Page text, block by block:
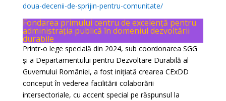
doua-decenii-de-sprijin-pentru-comunitate/
Fondarea primului centru de excelență pentru
administrația publică în domeniul dezvoltării
durabile
Printr-o lege specială din 2024, sub coordonarea SGG
și a Departamentului pentru Dezvoltare Durabilă al
Guvernului României, a fost inițiată crearea CExDD
conceput în vederea facilitării colaborării
intersectoriale, cu accent special pe răspunsul la